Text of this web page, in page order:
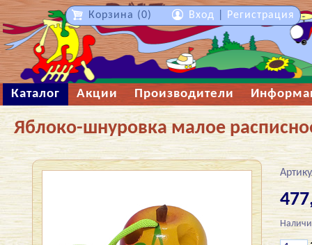
Каталог Акции Производители
Яблоко-шнуровка малое
Корзина (0) Вход Регистрация